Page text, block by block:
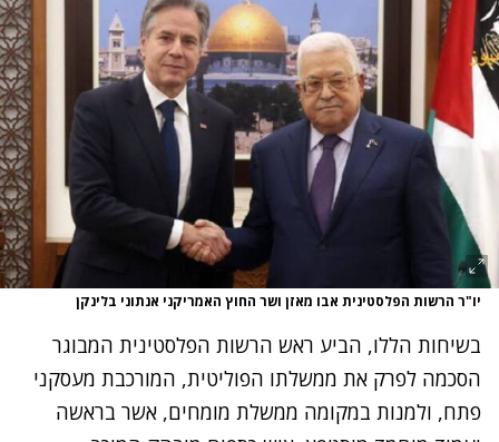
יו"ר הרשות הפלסטינית אבו מאזן ושר החוץ האמריקני אנתוני בלינקן
בשיחות הללו, הביע ראש הרשות הפלסטינית המבוגר
הסכמה לפרק את ממשלתו הפוליטית, המורכבת מעסקני
פתח, ולמנות במקומה ממשלת מומחים, אשר בראשה